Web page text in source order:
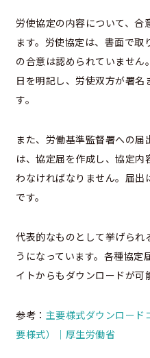
労使協定の内容について、合
ます。労使協定は、書面で取
の合意は認められていませ
日を明記し、労使双方が署
す。
また、労働基準監督署への
は、協定届を作成し、協定
わなければなりません。届
です。
代表的なものとして挙げられ
うになっています。各種協定
イトからもダウンロードが可
参考： 主要様式ダウンロード
要様式）｜厚生労働省